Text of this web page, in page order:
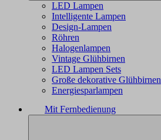
LED Lampen
Intelligente Lampen
Design-Lampen
Röhren
Halogenlampen
Vintage Glühbirnen
LED Lampen Sets
Große dekorative Glühbirnen
Energiesparlampen
Mit Fernbedienung